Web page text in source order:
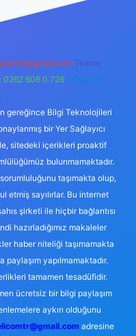
Teams:
0262 606 0 726 Telegram:
gereğince Bilgi Teknolojileri
bir Yer Sağlayıcı
sitedeki içerikleri proaktif
bulunmamaktadır.
taşımakta olup,
etmiş sayılırlar. Bu internet
şirketi ile hiçbir bağlantısı
hazırladığımız makaleler
haber niteliği taşımamakta
yapılmamaktadır.
tamamen tesadüfidir.
ücretsiz bir bilgi paylaşım
aykırı olduğunu
adresine